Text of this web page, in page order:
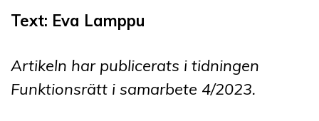
Text: Eva Lamppu
Artikeln har publicerats i tidningen
Funktionsrätt i samarbete 4/2023.